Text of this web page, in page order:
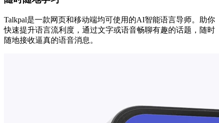
Talkpal是一款网页和移动端均可使用的AI智能语言导师。助你
快速提升语言流利度，通过文字或语音畅聊有趣的话题，随时
随地接收逼真的语音消息。